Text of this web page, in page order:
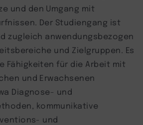
und den Umgang mit
Der Studiengang ist
zugleich anwendungsbezogen
und Zielgruppen. Es
Fähigkeiten für die Arbeit mit
und Erwachsenen
Diagnose- und
kommunikative
und